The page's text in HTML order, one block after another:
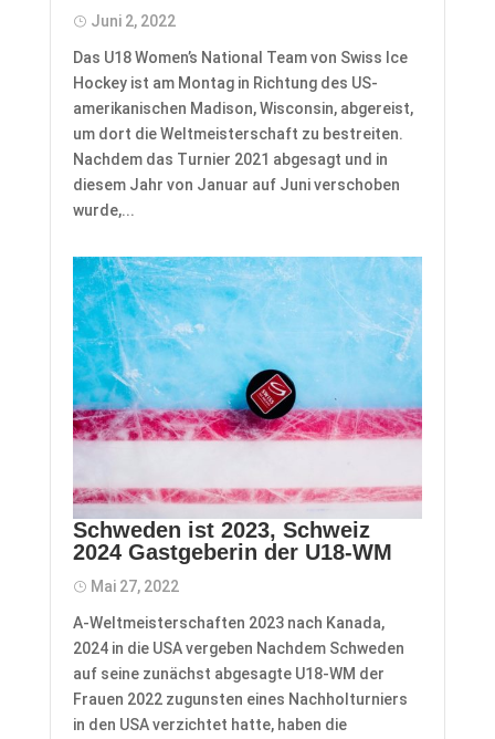
Juni 2, 2022
Das U18 Women’s National Team von Swiss Ice
Hockey ist am Montag in Richtung des US-
amerikanischen Madison, Wisconsin, abgereist,
um dort die Weltmeisterschaft zu bestreiten.
Nachdem das Turnier 2021 abgesagt und in
diesem Jahr von Januar auf Juni verschoben
wurde,...
Schweden ist 2023, Schweiz
2024 Gastgeberin der U18-WM
Mai 27, 2022
A-Weltmeisterschaften 2023 nach Kanada,
2024 in die USA vergeben Nachdem Schweden
auf seine zunächst abgesagte U18-WM der
Frauen 2022 zugunsten eines Nachholturniers
in den USA verzichtet hatte, haben die